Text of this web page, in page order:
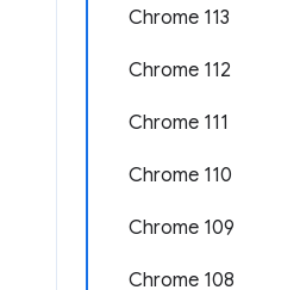
Chrome 113
Chrome 112
Chrome 111
Chrome 110
Chrome 109
Chrome 108